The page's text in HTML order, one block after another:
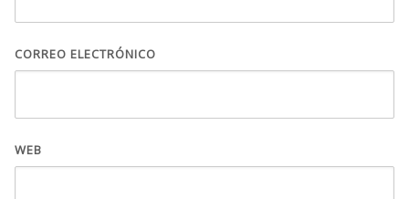
CORREO ELECTRÓNICO
WEB